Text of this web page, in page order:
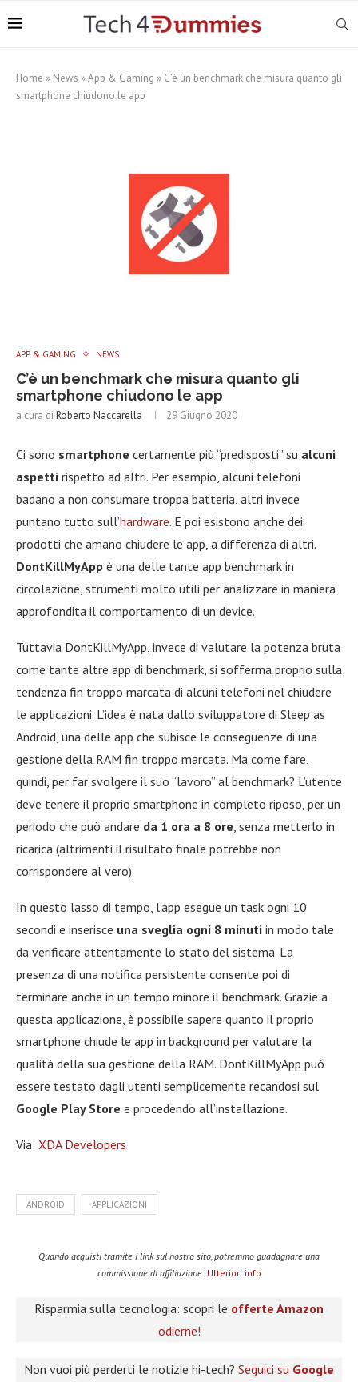
Home » News »App & Gaming » C’è un benchmark che misura quanto gli
smartphone chiudono le app
APP & GAMING NEWS
C’è un benchmark che misura quanto gli
smartphone chiudono le app
a cura di Roberto Naccarella 29 Giugno 2020
Ci sono smartphone certamente più “predisposti” su alcuni
aspetti rispetto ad altri. Per esempio, alcuni telefoni
badano a non consumare troppa batteria, altri invece
puntano tutto sull’hardware. E poi esistono anche dei
prodotti che amano chiudere le app, a differenza di altri.
DontKillMyApp è una delle tante app benchmark in
circolazione, strumenti molto utili per analizzare in maniera
approfondita il comportamento di un device.
Tuttavia DontKillMyApp, invece di valutare la potenza bruta
come tante altre app di benchmark, si sofferma proprio sulla
tendenza fin troppo marcata di alcuni telefoni nel chiudere
le applicazioni. L’idea è nata dallo sviluppatore di Sleep as
Android, una delle app che subisce le conseguenze di una
gestione della RAM fin troppo marcata. Ma come fare,
quindi, per far svolgere il suo “lavoro” al benchmark? L’utente
deve tenere il proprio smartphone in completo riposo, per un
periodo che può andare da 1 ora a 8 ore , senza metterlo in
ricarica (altrimenti il risultato finale potrebbe non
corrispondere al vero).
In questo lasso di tempo, l’app esegue un task ogni 10
secondi e inserisce una sveglia ogni 8 minuti in modo tale
da verificare attentamente lo stato del sistema. La
presenza di una notifica persistente consente poi di
terminare anche in un tempo minore il benchmark. Grazie a
questa applicazione, è possibile sapere quanto il proprio
smartphone chiude le app in background per valutare la
qualità della sua gestione della RAM. DontKillMyApp può
essere testato dagli utenti semplicemente recandosi sul
Google Play Store e procedendo all’installazione.
Via: XDA Developers
ANDROID APPLICAZIONI
Quando acquisti tramite i link sul nostro sito, potremmo guadagnare una
commissione di affiliazione. Ulteriori info
Risparmia sulla tecnologia: scopri le offerte Amazon
odierne!
Non vuoi più perderti le notizie hi-tech? Seguici su Google